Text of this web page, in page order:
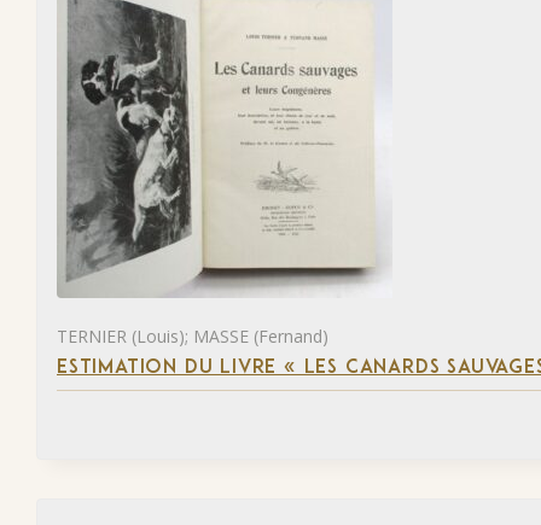
TERNIER (Louis); MASSE (Fernand)
ESTIMATION DU LIVRE « LES CANARDS